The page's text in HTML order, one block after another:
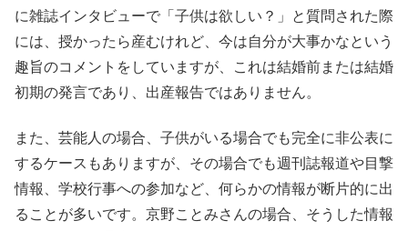
に雑誌インタビューで「子供は欲しい？」と質問された際
には、授かったら産むけれど、今は自分が大事かなという
趣旨のコメントをしていますが、これは結婚前または結婚
初期の発言であり、出産報告ではありません。
また、芸能人の場合、子供がいる場合でも完全に非公表に
するケースもありますが、その場合でも週刊誌報道や目撃
情報、学校行事への参加など、何らかの情報が断片的に出
ることが多いです。京野ことみさんの場合、そうした情報